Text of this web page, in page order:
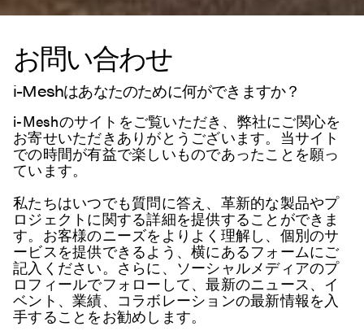
お問い合わせ
i-Meshはあなたのために何ができますか？
i-Meshのサイトをご覧いただき、弊社にご関心を
お寄せいただきありがとうございます。当サイト
での時間が有益で楽しいものであったことを願っ
ています。
私たちはいつでも質問に答え、革新的な製品やプ
ロジェクトに関する詳細を提供することができま
す。お客様のニーズをよりよく理解し、個別のサ
ービスを提供できるよう、横にあるフォームにご
記入ください。さらに、ソーシャルメディアのプ
ロフィールでフォローして、最新のニュース、イ
ベント、業績、コラボレーションの最新情報を入
手することをお勧めします。